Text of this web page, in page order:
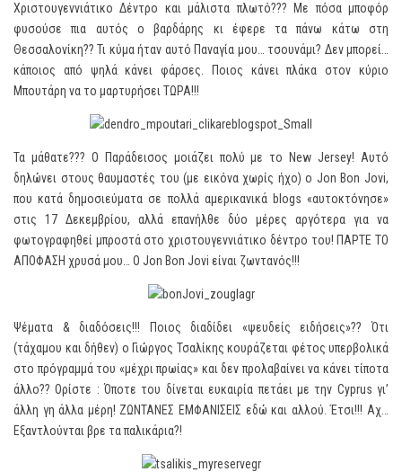
Χριστουγεννιάτικο Δέντρο και μάλιστα πλωτό??? Με πόσα μποφόρ
φυσούσε πια αυτός ο βαρδάρης κι έφερε τα πάνω κάτω στη
Θεσσαλονίκη?? Τι κύμα ήταν αυτό Παναγία μου… τσουνάμι? Δεν μπορεί…
κάποιος από ψηλά κάνει φάρσες. Ποιος κάνει πλάκα στον κύριο
Μπουτάρη να το μαρτυρήσει ΤΩΡΑ!!!
Τα μάθατε??? Ο Παράδεισος μοιάζει πολύ με το New Jersey! Αυτό
δηλώνει στους θαυμαστές του (με εικόνα χωρίς ήχο) ο Jon Bon Jovi,
που κατά δημοσιεύματα σε πολλά αμερικανικά blogs «αυτοκτόνησε»
στις 17 Δεκεμβρίου, αλλά επανήλθε δύο μέρες αργότερα για να
φωτογραφηθεί μπροστά στο χριστουγεννιάτικο δέντρο του! ΠΑΡΤΕ ΤΟ
ΑΠΟΦΑΣΗ χρυσά μου… Ο Jon Bon Jovi είναι ζωντανός!!!
Ψέματα & διαδόσεις!!! Ποιος διαδίδει «ψευδείς ειδήσεις»?? Ότι
(τάχαμου και δήθεν) ο Γιώργος Τσαλίκης κουράζεται φέτος υπερβολικά
στο πρόγραμμά του «μέχρι πρωίας» και δεν προλαβαίνει να κάνει τίποτα
άλλο?? Ορίστε : Όποτε του δίνεται ευκαιρία πετάει με την Cyprus γι’
άλλη γη άλλα μέρη! ΖΩΝΤΑΝΕΣ ΕΜΦΑΝΙΣΕΙΣ εδώ και αλλού. Έτσι!!! Αχ…
Εξαντλούνται βρε τα παλικάρια?!